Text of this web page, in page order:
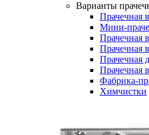
Варианты
Прачечная
Мини-
Прачечная
Прачечная
Прачечная
Прачечная
Фабрика-
Химчистки